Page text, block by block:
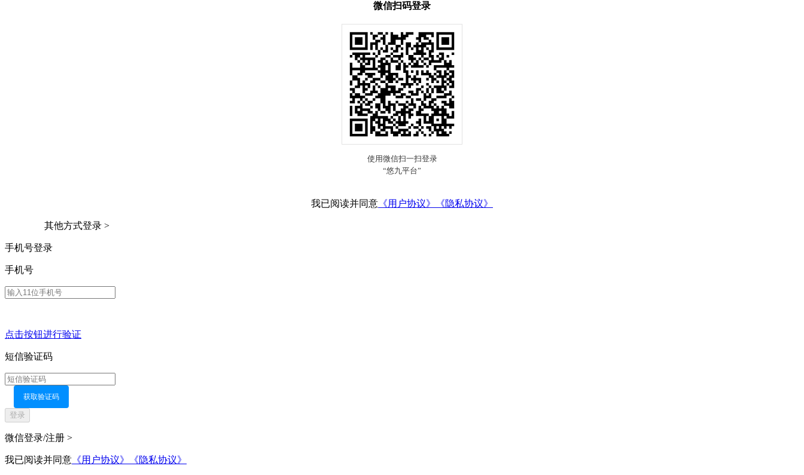
微信扫码登录
我已阅读并同意 《用户协议》 《隐私协议》
其他方式登录 >
手机号登录
手机号
点击按钮进行验证
短信验证码
获取验证码
登录
微信登录/注册 >
我已阅读并同意 《用户协议》 《隐私协议》